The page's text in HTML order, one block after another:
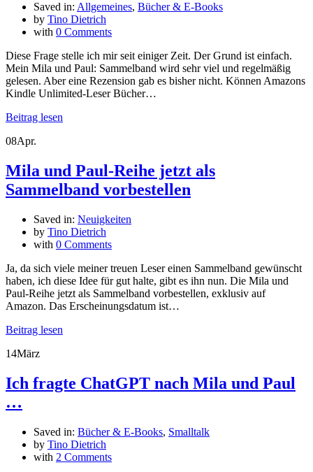
Saved in: Allgemeines, Bücher & E-Books
by Tino Dietrich
with 0 Comments
Diese Frage stelle ich mir seit einiger Zeit. Der Grund ist einfach.
Mein Mila und Paul: Sammelband wird sehr viel und regelmäßig
gelesen. Aber eine Rezension gab es bisher nicht. Können Amazons
Kindle Unlimited-Leser Bücher…
Beitrag lesen
08Apr.
Mila und Paul-Reihe jetzt als
Sammelband vorbestellen
Saved in: Neuigkeiten
by Tino Dietrich
with 0 Comments
Ja, da sich viele meiner treuen Leser einen Sammelband gewünscht
haben, ich diese Idee für gut halte, gibt es ihn nun. Die Mila und
Paul-Reihe jetzt als Sammelband vorbestellen, exklusiv auf
Amazon. Das Erscheinungsdatum ist…
Beitrag lesen
14März
Ich fragte ChatGPT nach Mila und Paul
…
Saved in: Bücher & E-Books, Smalltalk
by Tino Dietrich
with 2 Comments